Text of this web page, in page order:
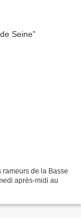
de la Basse
après-midi au